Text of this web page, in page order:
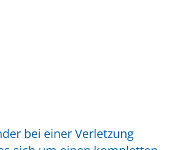
bei einer Verletzung